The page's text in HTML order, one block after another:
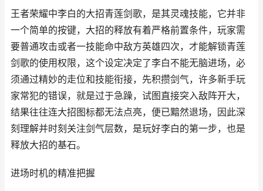
王者荣耀中李白的大招青莲剑歌，是其灵魂技能，它并非
一个简单的按键，大招的释放有着严格前置条件，玩家需
要普通攻击或者一技能命中敌方英雄四次，才能解锁青莲
剑歌的使用权限，这个设定决定了李白不能无脑进场，必
须通过精妙的走位和技能衔接，先积攒剑气，许多新手玩
家常犯的错误，就是过于急躁，试图直接突入敌阵开大，
结果往往连大招图标都无法点亮，便已黯然退场，因此深
刻理解并时刻关注剑气层数，是玩好李白的第一步，也是
释放大招的基石。
进场时机的精准把握